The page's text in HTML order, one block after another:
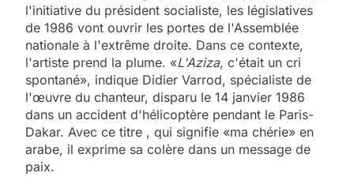
l'initiative du président socialiste, les législatives
de 1986 vont ouvrir les portes de l'Assemblée
nationale à l'extrême droite. Dans ce contexte,
l'artiste prend la plume. «L'Aziza, c'était un cri
spontané», indique Didier Varrod, spécialiste de
l'œuvre du chanteur, disparu le 14 janvier 1986
dans un accident d'hélicoptère pendant le Paris-
Dakar. Avec ce titre , qui signifie «ma chérie» en
arabe, il exprime sa colère dans un message de
paix.